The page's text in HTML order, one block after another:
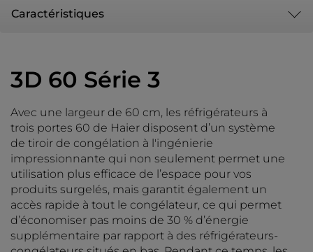
Caractéristiques
3D 60 Série 3
Avec une largeur de 60 cm, les réfrigérateurs à
trois portes 60 de Haier disposent d’un système
de tiroir de congélation à l'ingénierie
impressionnante qui non seulement permet une
utilisation plus efficace de l’espace pour vos
produits surgelés, mais garantit également un
accès rapide à tout le congélateur, ce qui permet
d’économiser pas moins de 30 % d’énergie
supplémentaire par rapport à des réfrigérateurs-